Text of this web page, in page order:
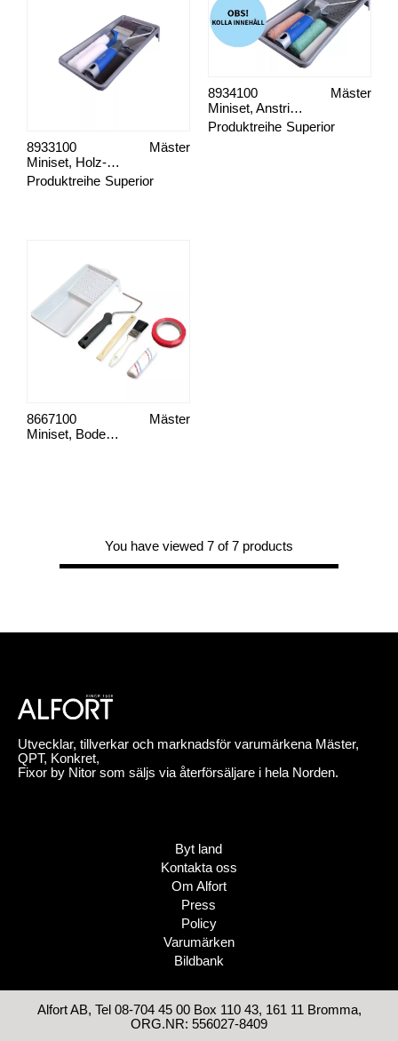
Miniset, Holz-Türanstrich
Mäster
8933100
Produktreihe Superior
Miniset, Anstrich alle Flächen
Mäster
8934100
Produktreihe Superior
Miniset, Bodenfarbensatz
Mäster
8667100
You have viewed 7 of 7 products
Utvecklar, tillverkar och marknadsför varumärkena Mäster,
QPT, Konkret,
Fixor by Nitor som säljs via återförsäljare i hela Norden.
Byt land
Kontakta oss
Om Alfort
Press
Policy
Varumärken
Bildbank
Alfort AB, Tel 08-704 45 00 Box 110 43, 161 11 Bromma,
ORG.NR: 556027-8409